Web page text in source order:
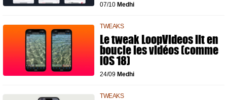
07/10 Medhi
TWEAKS
Le tweak LoopVideos lit en
boucle les vidéos (comme
iOS 18)
24/09 Medhi
TWEAKS